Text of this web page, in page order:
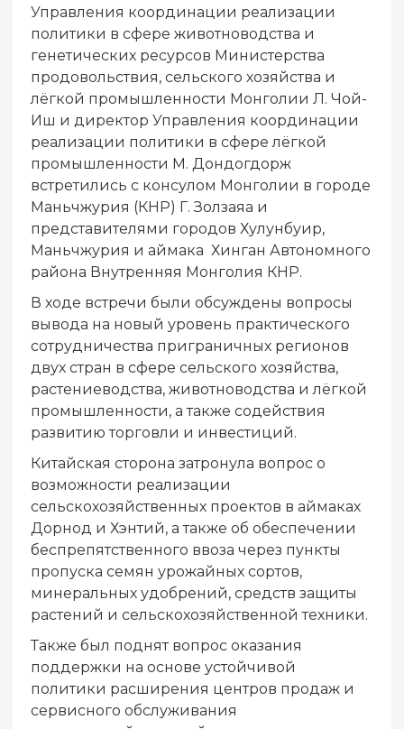
Управления координации реализации
политики в сфере животноводства и
генетических ресурсов Министерства
продовольствия, сельского хозяйства и
лёгкой промышленности Монголии Л. Чой-
Иш и директор Управления координации
реализации политики в сфере лёгкой
промышленности М. Дондогдорж
встретились с консулом Монголии в городе
Маньчжурия (КНР) Г. Золзаяа и
представителями городов Хулунбуир,
Маньчжурия и аймака Хинган Автономного
района Внутренняя Монголия КНР.
В ходе встречи были обсуждены вопросы
вывода на новый уровень практического
сотрудничества приграничных регионов
двух стран в сфере сельского хозяйства,
растениеводства, животноводства и лёгкой
промышленности, а также содействия
развитию торговли и инвестиций.
Китайская сторона затронула вопрос о
возможности реализации
сельскохозяйственных проектов в аймаках
Дорнод и Хэнтий, а также об обеспечении
беспрепятственного ввоза через пункты
пропуска семян урожайных сортов,
минеральных удобрений, средств защиты
растений и сельскохозяйственной техники.
Также был поднят вопрос оказания
поддержки на основе устойчивой
политики расширения центров продаж и
сервисного обслуживания